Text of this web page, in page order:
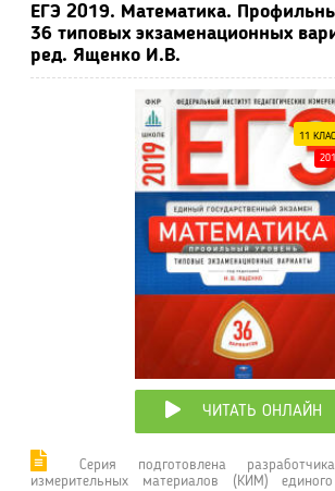
ЕГЭ 2019. Математика.
36 типовых экзаменационных
ред. Ященко И.В.
11
ЧИТАТЬ ОНЛАЙН
Серия подготовлена
измерительных материалов (КИМ) единого